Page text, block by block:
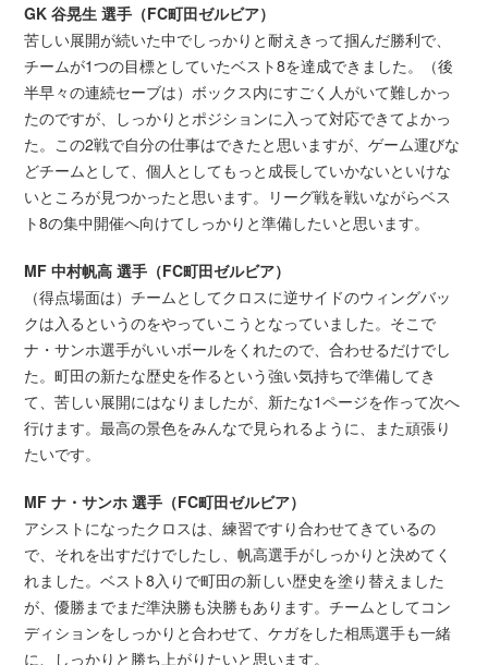
GK 谷晃生 選手（FC町田ゼルビア）
苦しい展開が続いた中でしっかりと耐えきって掴んだ勝利で、
チームが1つの目標としていたベスト8を達成できました。（後
半早々の連続セーブは）ボックス内にすごく人がいて難しかっ
たのですが、しっかりとポジションに入って対応できてよかっ
た。この2戦で自分の仕事はできたと思いますが、ゲーム運びな
どチームとして、個人としてもっと成長していかないといけな
いところが見つかったと思います。リーグ戦を戦いながらベス
ト8の集中開催へ向けてしっかりと準備したいと思います。
MF 中村帆高 選手（FC町田ゼルビア）
（得点場面は）チームとしてクロスに逆サイドのウィングバッ
クは入るというのをやっていこうとなっていました。そこで
ナ・サンホ選手がいいボールをくれたので、合わせるだけでし
た。町田の新たな歴史を作るという強い気持ちで準備してき
て、苦しい展開にはなりましたが、新たな1ページを作って次へ
行けます。最高の景色をみんなで見られるように、また頑張り
たいです。
MF ナ・サンホ 選手（FC町田ゼルビア）
アシストになったクロスは、練習ですり合わせてきているの
で、それを出すだけでしたし、帆高選手がしっかりと決めてく
れました。ベスト8入りで町田の新しい歴史を塗り替えました
が、優勝までまだ準決勝も決勝もあります。チームとしてコン
ディションをしっかりと合わせて、ケガをした相馬選手も一緒
に、しっかりと勝ち上がりたいと思います。